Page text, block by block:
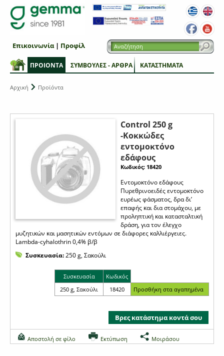
ΠΡΟΙΟΝΤΑ ΣΥΜΒΟΥΛΕΣ - ΑΡΘΡΑ ΚΑΤΑΣΤΗΜΑΤΑ
Επικοινωνία| Προφίλ
Αρχική Προϊόντα
Control 250 g
-Κοκκώδες
εντομοκτόνο
εδάφους
Κωδικός: 18420
Εντομοκτόνο εδάφους
Πυρεθρινοειδές εντομοκτόνο
ευρέως φάσματος, δρα δι’
επαφής και δια στομάχου, με
προληπτική και κατασταλτική
δράση, για τον έλεγχο
μυζητικών και μασητικών εντόμων σε διάφορες καλλιέργειες.
Lambda-cyhalothrin 0,4% β/β
Συσκευασία:250 g, Σακούλι
Συσκευασία
Κωδικός
250 g, Σακούλι
18420
Βρες κατάστημα κοντά σου
Αποστολή σε φίλο Εκτύπωση Μοιράσου